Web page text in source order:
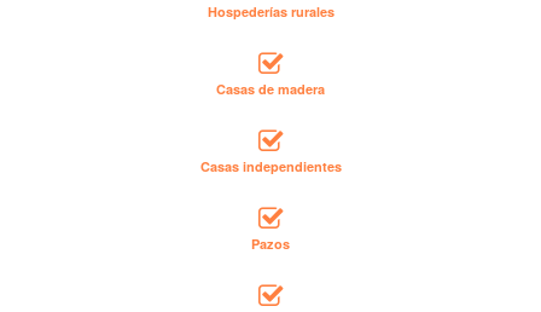
Hospederías rurales
Casas de madera
Casas independientes
Pazos